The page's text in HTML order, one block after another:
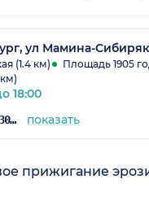
там и так все на
ул Мамина-
(1.4 км)
Площадь 1905
18:00
+7 (343) 293-30-81 показать
прижигание